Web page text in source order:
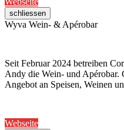
schliessen
Wyva Wein- & Apérobar
Seit Februar 2024 betreiben
Andy die Wein- und Apérobar.
Angebot an Speisen, Weinen
Webseite